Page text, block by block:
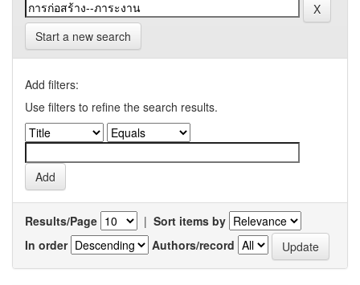
Start a new search
Add filters:
Use filters to refine the search results.
Results/Page | Sort items by
In order
Authors/record